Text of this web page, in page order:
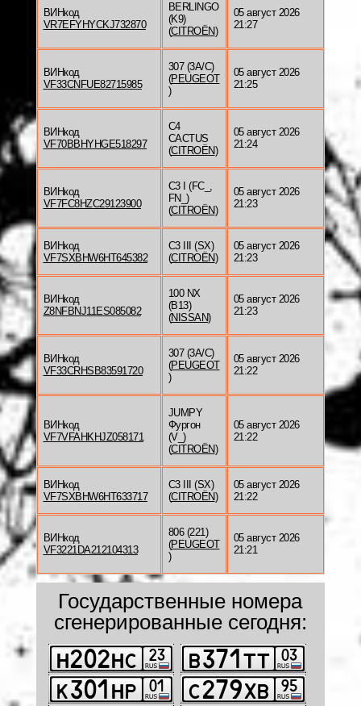
ВИНкод
VR7EFYHYCKJ732870
BERLINGO
(K9)
(CITROËN)
05 август 2026
21:27
ВИНкод
VF33CNFUE82715985
307 (3A/C)
(PEUGEOT
)
05 август 2026
21:25
ВИНкод
VF70BBHYHGE518297
C4
CACTUS
(CITROËN)
05 август 2026
21:24
ВИНкод
VF7FC8HZC29123900
C3 I (FC_,
FN_)
(CITROËN)
05 август 2026
21:23
ВИНкод
VF7SXBHW6HT645382
C3 III (SX)
(CITROËN)
05 август 2026
21:23
ВИНкод
Z8NFBNJ11ES085082
100 NX
(B13)
(NISSAN)
05 август 2026
21:23
ВИНкод
VF33CRHSB83591720
307 (3A/C)
(PEUGEOT
)
05 август 2026
21:22
ВИНкод
VF7VFAHKHJZ058171
JUMPY
Фургон
(V_)
(CITROËN)
05 август 2026
21:22
ВИНкод
VF7SXBHW6HT633717
C3 III (SX)
(CITROËN)
05 август 2026
21:22
ВИНкод
VF3221DA212104313
806 (221)
(PEUGEOT
)
05 август 2026
21:21
Государственные номера
сгенерированные сегодня: